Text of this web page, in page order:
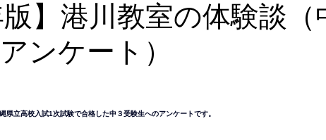
版】港川教室の体験談（
ンケート）
立高校入試1次試験で合格した中３受験生へのアンケートです。